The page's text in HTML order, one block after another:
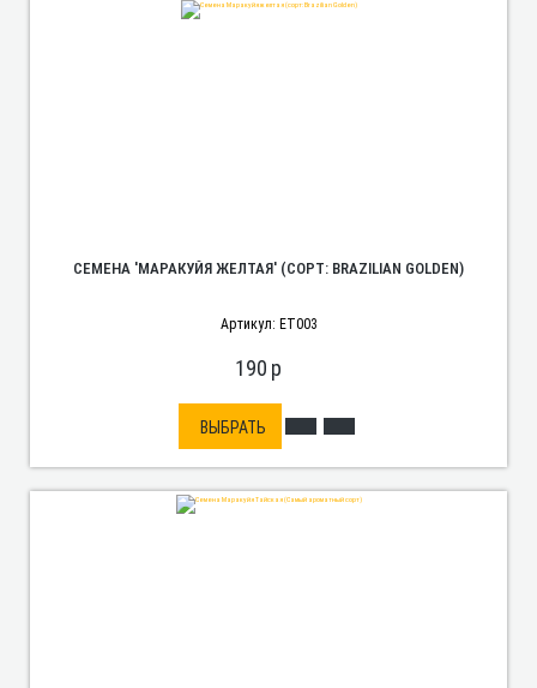
СЕМЕНА 'МАРАКУЙЯ ЖЕЛТАЯ' (СОРТ: BRAZILIAN GOLDEN)
Артикул: ET003
190 p
ВЫБРАТЬ